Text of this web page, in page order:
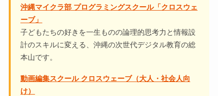
沖縄マイクラ部 プログラミングスクール「クロスウェ
ーブ」
子どもたちの好きを一生ものの論理的思考力と情報設
計のスキルに変える、沖縄の次世代デジタル教育の総
本山です。
動画編集スクール クロスウェーブ（大人・社会人向
け）